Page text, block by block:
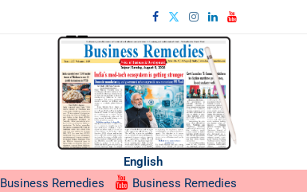
English
Business Remedies Business Remedies